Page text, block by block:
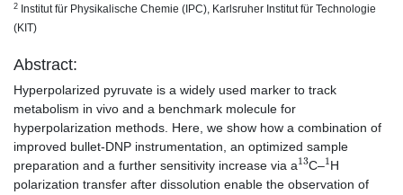
2 Institut für Physikalische Chemie (IPC), Karlsruher Institut für Technologie
(KIT)
Abstract:
Hyperpolarized pyruvate is a widely used marker to track
metabolism in vivo and a benchmark molecule for
hyperpolarization methods. Here, we show how a combination of
improved bullet-DNP instrumentation, an optimized sample
preparation and a further sensitivity increase via a13C–1H
polarization transfer after dissolution enable the observation of